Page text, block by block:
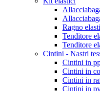
Ragno
Tenditore
Tenditore
Cintini - Nastri
Cintini in
Cintini in
Cintini in
Cintini in